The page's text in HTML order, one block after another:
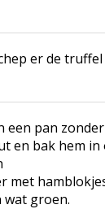
er de
een pan
en bak hem in
met
wat groen.